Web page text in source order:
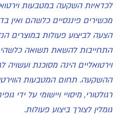
לכדאיות השקעה במטבעות
מכשירים פיננסיים כלשהם ואין
הצעה לביצוע פעולות במוצרים
התחייבות להשאת תשואה
וירטואליים הינה מסוכנת
ההשקעה. תחום המטבעות
רגולטורי, מיסויי ויישומי על ידי
גומלין לצורך ביצוע פעולות.